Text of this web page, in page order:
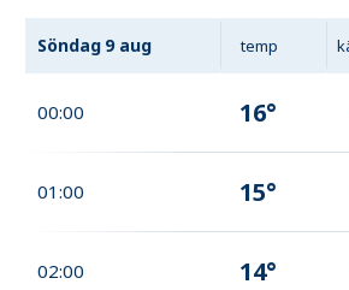
Söndag 9 aug temp
00:00 16°
01:00 15°
02:00 14°